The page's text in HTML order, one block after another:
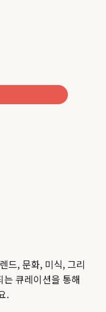
드, 문화, 미식, 그리
큐레이션을 통해
.